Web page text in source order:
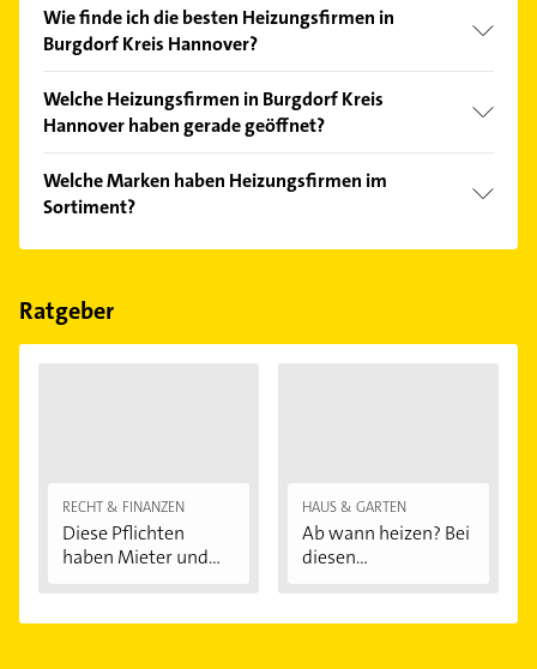
Wie finde ich die besten Heizungsfirmen in
Burgdorf Kreis Hannover?
Kundenmeinungen und profitieren Sie von den
Empfehlungen. Die Suchergebnisse können Sie sich
Welche Heizungsfirmen in Burgdorf Kreis
Hannover haben gerade geöffnet?
Bitte beachten Sie, dass diese an Sonn- und
Feiertagen abweichen können.
Welche Marken haben Heizungsfirmen im
Sortiment?
Die Heizungsfirmen verkaufen Marken wie Vaillant,
Ratgeber
RECHT & FINANZEN
Diese Pflichten
haben Mieter und...
HAUS & GARTEN
Ab wann heizen? Bei
diesen